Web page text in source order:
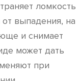
ломкость
выпадения, на
и снимает
может дать
при